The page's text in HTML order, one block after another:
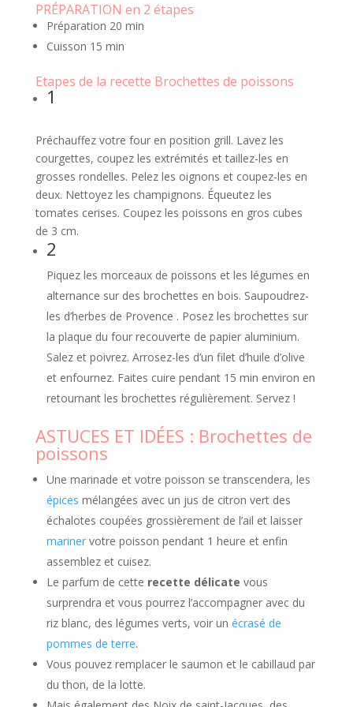
PRÉPARATION en 2 étapes
Préparation 20 min
Cuisson 15 min
Etapes de la recette Brochettes de poissons
1
Préchauffez votre four en position grill. Lavez les
courgettes, coupez les extrémités et taillez-les en
grosses rondelles. Pelez les oignons et coupez-les en
deux. Nettoyez les champignons. Équeutez les
tomates cerises. Coupez les poissons en gros cubes
de 3 cm.
2
Piquez les morceaux de poissons et les légumes en
alternance sur des brochettes en bois. Saupoudrez-
les d’herbes de Provence . Posez les brochettes sur
la plaque du four recouverte de papier aluminium.
Salez et poivrez. Arrosez-les d’un filet d’huile d’olive
et enfournez. Faites cuire pendant 15 min environ en
retournant les brochettes régulièrement. Servez !
ASTUCES ET IDÉES : Brochettes de
poissons
Une marinade et votre poisson se transcendera, les
épices mélangées avec un jus de citron vert des
échalotes coupées grossièrement de l’ail et laisser
marinervotre poisson pendant 1 heure et enfin
assemblez et cuisez.
Le parfum de cette recette délicate vous
surprendra et vous pourrez l’accompagner avec du
riz blanc, des légumes verts, voir un écrasé de
pommes de terre.
Vous pouvez remplacer le saumon et le cabillaud par
du thon, de la lotte.